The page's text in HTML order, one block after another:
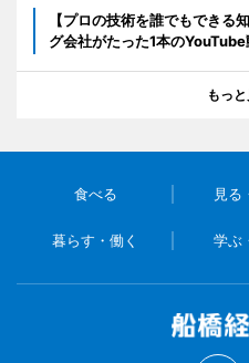
【プロの技術を誰でもできる
グ会社がたった1本の
もっ
食べる 見る
暮らす・働く 学ぶ